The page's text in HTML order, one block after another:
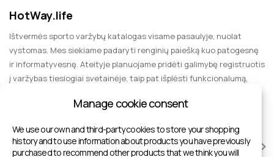
HotWay.life
Ištvermės sporto varžybų katalogas visame pasaulyje, nuolat
vystomas. Mes siekiame padaryti renginių paiešką kuo patogesnę
ir informatyvesnę. Ateityje planuojame pridėti galimybę registruotis
į varžybas tiesiogiai svetainėje, taip pat išplėsti funkcionalumą,
aplankyti kaip žiūrovui, pramogas ir grupines keliones.
VARŽYBOS
Manage cookie consent
We use our own and third-party cookies to store your shopping
history and to use information about products you have previously
purchased to recommend other products that we think you will